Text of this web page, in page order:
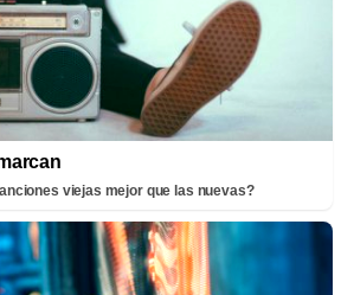
viejas mejor que las nuevas?